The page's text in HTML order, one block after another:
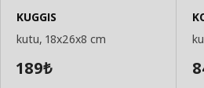
KUGGIS
kutu, 18x26x8 cm
189₺